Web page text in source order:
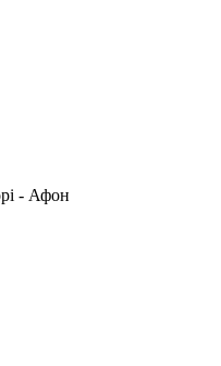
- Афон